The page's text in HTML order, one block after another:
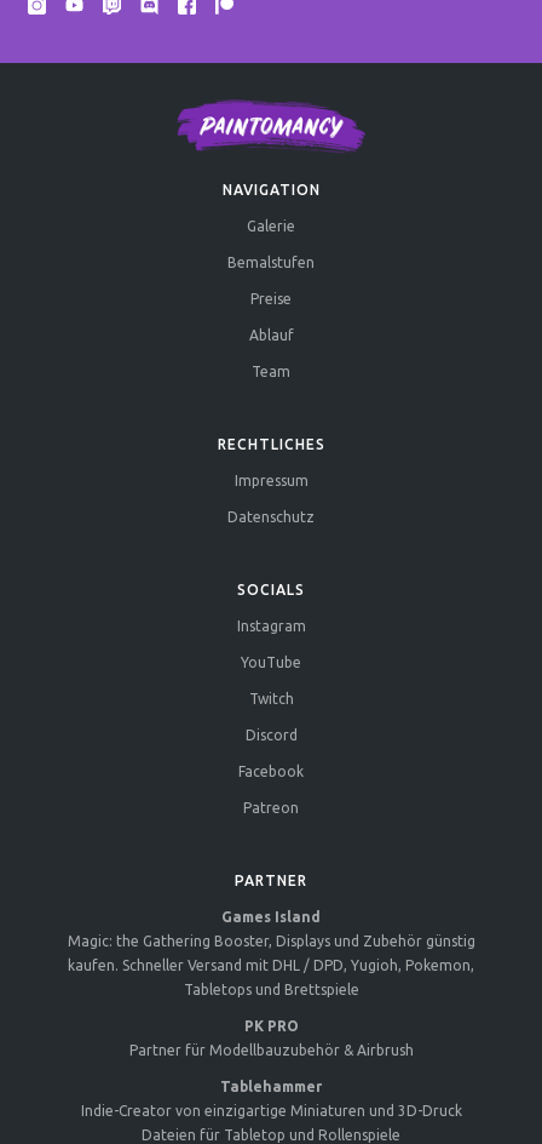
NAVIGATION
Galerie
Bemalstufen
Preise
Ablauf
Team
RECHTLICHES
Impressum
Datenschutz
SOCIALS
Instagram
YouTube
Twitch
Discord
Facebook
Patreon
PARTNER
Games Island
Magic: the Gathering Booster, Displays und Zubehör günstig
kaufen. Schneller Versand mit DHL / DPD, Yugioh, Pokemon,
Tabletops und Brettspiele
PK PRO
Partner für Modellbauzubehör & Airbrush
Tablehammer
Indie-Creator von einzigartige Miniaturen und 3D-Druck
Dateien für Tabletop und Rollenspiele